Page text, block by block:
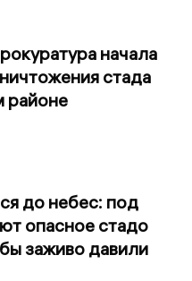
начала
стада
районе
до небес: под
опасное стадо
заживо давили